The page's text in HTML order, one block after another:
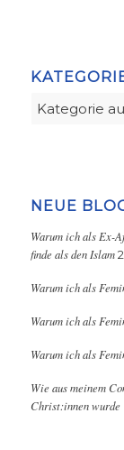
Kategorien
NEUE
Warum ich als Ex-
finde als den Islam
Warum ich als
Warum ich als
Warum ich als
Wie aus meinem
Christ:innen wurde